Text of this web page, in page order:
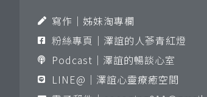
寫作｜姊妹淘專欄
粉絲專頁｜澤誼的人蔘青紅燈
Podcast｜澤誼的暢談心室
LINE@｜澤誼心靈療癒空間